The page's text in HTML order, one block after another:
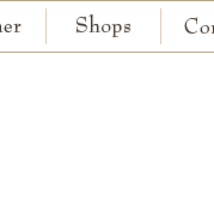
京都本店
神戸本店